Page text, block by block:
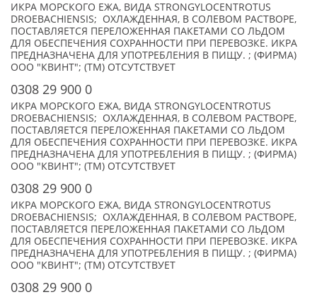
ИКРА МОРСКОГО ЕЖА, ВИДА STRONGYLOCENTROTUS
DROEBACHIENSIS; ОХЛАЖДЕННАЯ, В СОЛЕВОМ РАСТВОРЕ,
ПОСТАВЛЯЕТСЯ ПЕРЕЛОЖЕННАЯ ПАКЕТАМИ СО ЛЬДОМ
ДЛЯ ОБЕСПЕЧЕНИЯ СОХРАННОСТИ ПРИ ПЕРЕВОЗКЕ. ИКРА
ПРЕДНАЗНАЧЕНА ДЛЯ УПОТРЕБЛЕНИЯ В ПИЩУ. ; (ФИРМА)
ООО "КВИНТ"; (TM) ОТСУТСТВУЕТ
0308 29 900 0
ИКРА МОРСКОГО ЕЖА, ВИДА STRONGYLOCENTROTUS
DROEBACHIENSIS; ОХЛАЖДЕННАЯ, В СОЛЕВОМ РАСТВОРЕ,
ПОСТАВЛЯЕТСЯ ПЕРЕЛОЖЕННАЯ ПАКЕТАМИ СО ЛЬДОМ
ДЛЯ ОБЕСПЕЧЕНИЯ СОХРАННОСТИ ПРИ ПЕРЕВОЗКЕ. ИКРА
ПРЕДНАЗНАЧЕНА ДЛЯ УПОТРЕБЛЕНИЯ В ПИЩУ. ; (ФИРМА)
ООО "КВИНТ"; (TM) ОТСУТСТВУЕТ
0308 29 900 0
ИКРА МОРСКОГО ЕЖА, ВИДА STRONGYLOCENTROTUS
DROEBACHIENSIS; ОХЛАЖДЕННАЯ, В СОЛЕВОМ РАСТВОРЕ,
ПОСТАВЛЯЕТСЯ ПЕРЕЛОЖЕННАЯ ПАКЕТАМИ СО ЛЬДОМ
ДЛЯ ОБЕСПЕЧЕНИЯ СОХРАННОСТИ ПРИ ПЕРЕВОЗКЕ. ИКРА
ПРЕДНАЗНАЧЕНА ДЛЯ УПОТРЕБЛЕНИЯ В ПИЩУ. ; (ФИРМА)
ООО "КВИНТ"; (TM) ОТСУТСТВУЕТ
0308 29 900 0